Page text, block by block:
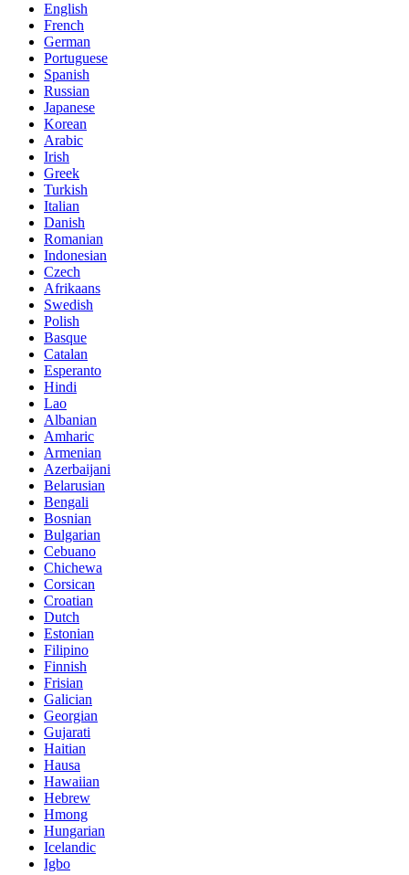
English
French
German
Portuguese
Spanish
Russian
Japanese
Korean
Arabic
Irish
Greek
Turkish
Italian
Danish
Romanian
Indonesian
Czech
Afrikaans
Swedish
Polish
Basque
Catalan
Esperanto
Hindi
Lao
Albanian
Amharic
Armenian
Azerbaijani
Belarusian
Bengali
Bosnian
Bulgarian
Cebuano
Chichewa
Corsican
Croatian
Dutch
Estonian
Filipino
Finnish
Frisian
Galician
Georgian
Gujarati
Haitian
Hausa
Hawaiian
Hebrew
Hmong
Hungarian
Icelandic
Igbo